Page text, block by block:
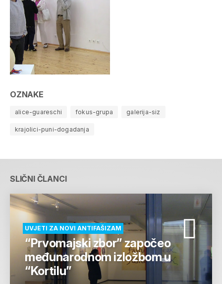
OZNAKE
alice-guareschi fokus-grupa galerija-siz
krajolici-puni-dogadanja
SLIČNI ČLANCI
UVJETI ZA NOVI ANTIFAŠIZAM
“Prvomajski zbor” započeo
međunarodnom izložbom u
“Kortilu”